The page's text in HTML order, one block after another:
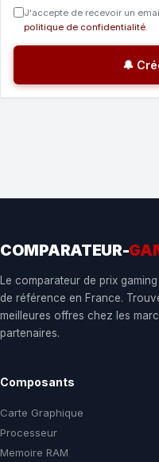
J'accepte de recevoir un
politique de confidentialité
🔔
COMPARATEUR-
Le comparateur de prix
de référence en France.
meilleures offres chez les
partenaires.
Composants
Carte Graphique
Processeur
Memoire RAM